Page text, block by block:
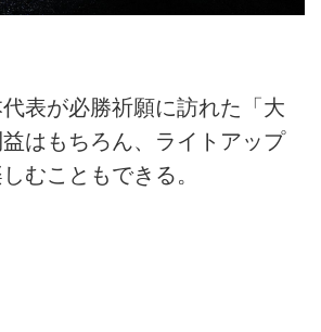
表が必勝祈願に訪れた「大
はもちろん、ライトアップ
むこともできる。